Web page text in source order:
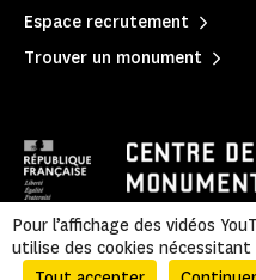
Espace recrutement
Trouver un monument
Mentions légales Politique de
Informations légales et
Pour l’affichage des vidéos
utilise des cookies